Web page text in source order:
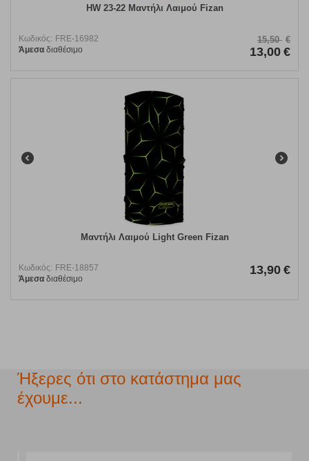
HW 23-22 Μαντήλι Λαιμού Fizan
Κωδικός: FRE-16982
Άμεσα διαθέσιμο
15,50 €
13,00 €
Μαντήλι Λαιμού Light Green Fizan
Κωδικός: FRE-18857
Άμεσα διαθέσιμο
13,90 €
Ήξερες ότι στο κατάστημα μας
έχουμε...